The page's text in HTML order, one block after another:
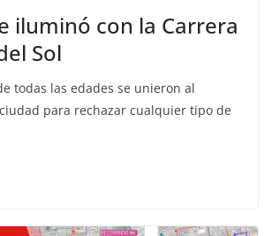
iluminó con la Carrera
Sol
todas las edades se unieron al
para rechazar cualquier tipo de